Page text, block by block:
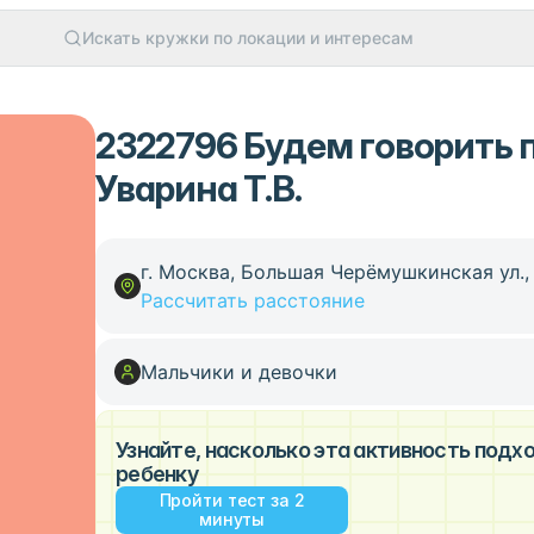
Искать кружки по локации и интересам
2322796 Будем говорить
Уварина Т.В.
г. Москва, Большая Черёмушкинская
Рассчитать расстояние
Мальчики и девочки
Узнайте, насколько эта активность
ребенку
Пройти тест за 2
минуты